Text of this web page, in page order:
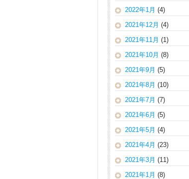
2022年1月 (4)
2021年12月 (4)
2021年11月 (1)
2021年10月 (8)
2021年9月 (5)
2021年8月 (10)
2021年7月 (7)
2021年6月 (5)
2021年5月 (4)
2021年4月 (23)
2021年3月 (11)
2021年1月 (8)